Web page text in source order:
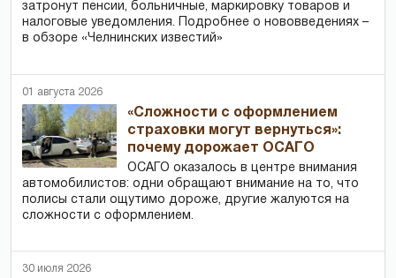
затронут пенсии, больничные, маркировку товаров и
налоговые уведомления. Подробнее о нововведениях –
в обзоре «Челнинских известий»
01 августа 2026
«Сложности с оформлением
страховки могут вернуться»:
почему дорожает ОСАГО
ОСАГО оказалось в центре внимания
автомобилистов: одни обращают внимание на то, что
полисы стали ощутимо дороже, другие жалуются на
сложности с оформлением.
30 июля 2026